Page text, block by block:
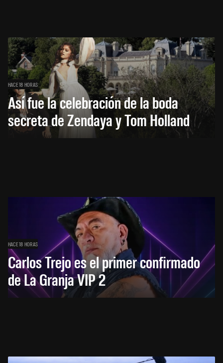
HACE 18 HORAS
Así fue la celebración de la boda
secreta de Zendaya y Tom Holland
HACE 18 HORAS
Carlos Trejo es el primer confirmado
de La Granja VIP 2